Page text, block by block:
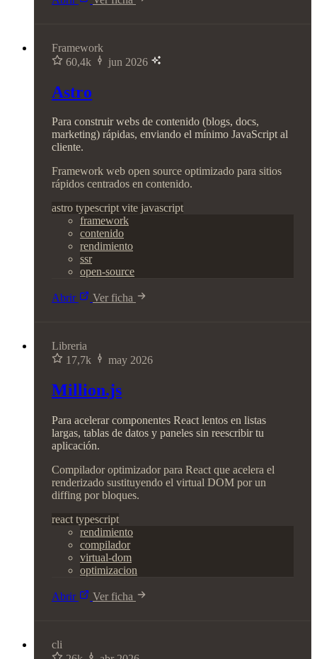
Framework
60,4k
jun 2026
Astro
Para construir webs de contenido (blogs, docs,
marketing) rápidas, enviando el mínimo JavaScript al
cliente.
Framework web open source optimizado para sitios
rápidos centrados en contenido.
astro typescriptvite javascript
framework
contenido
rendimiento
ssr
open-source
Abrir Ver ficha
Libreria
17,7k
may 2026
Million.js
Para acelerar componentes React lentos en listas
largas, tablas de datos y paneles sin reescribir tu
aplicación.
Compilador optimizador para React que acelera el
renderizado sustituyendo el virtual DOM por un
diffing por bloques.
react typescript
rendimiento
compilador
virtual-dom
optimizacion
Abrir Ver ficha
cli